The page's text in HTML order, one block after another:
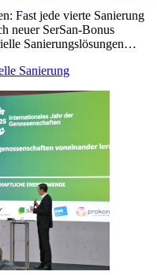
Fast jede vierte Sanierung
neuer SerSan-Bonus
Sanierungslösungen…
Sanierung